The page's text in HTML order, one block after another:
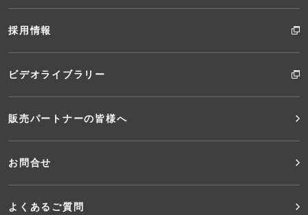
採用情報
ビデオライブラリー
販売パートナーの皆様へ
お問合せ
よくあるご質問